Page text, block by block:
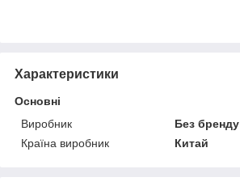
Характеристики
Основні
Виробник
Без бренду
Країна виробник
Китай